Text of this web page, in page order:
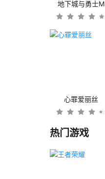
地下城与勇士M
心罪爱丽丝
热门游戏